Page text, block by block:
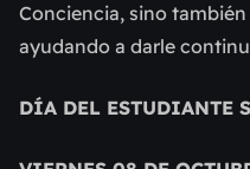
Conciencia, sino
ayudando a darle
DÍA DEL ESTUDIANTE